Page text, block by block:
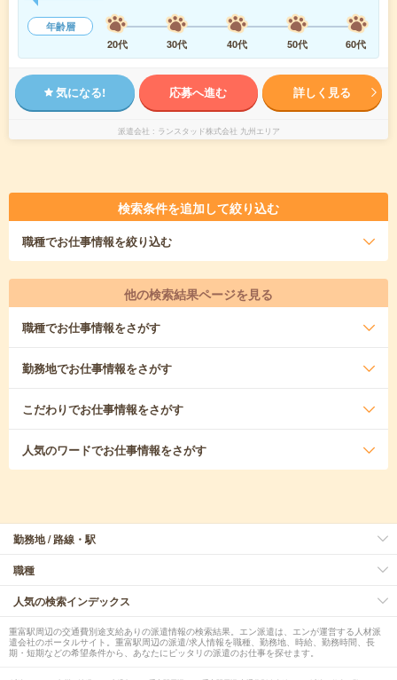
年齢層
20代
30代 40代 50代 60代
気になる! 応募へ進む 詳しく見る
派遣会社 ランスタッド株式会社 九州エリア
検索条件を追加して絞り込む
職種でお仕事情報を絞り込む
他の検索結果ページを見る
職種でお仕事情報をさがす
勤務地でお仕事情報をさがす
こだわりでお仕事情報をさがす
人気のワードでお仕事情報をさがす
勤務地 / 路線・駅
職種
人気の検索インデックス
重富駅周辺の交通費別途支給ありの派遣情報の検索結果。エン派遣は、エンが運営する人材派
遣会社のポータルサイト。重富駅周辺の派遣/求人情報を職種、勤務地、時給、勤務時間、長
期・短期などの希望条件から、あなたにピッタリの派遣のお仕事を探せます。